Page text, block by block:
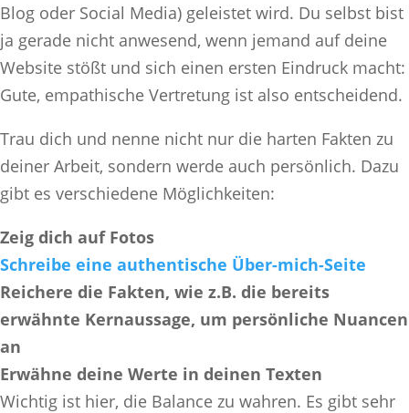
Blog oder Social Media) geleistet wird. Du selbst bist
ja gerade nicht anwesend, wenn jemand auf deine
Website stößt und sich einen ersten Eindruck macht:
Gute, empathische Vertretung ist also entscheidend.
Trau dich und nenne nicht nur die harten Fakten zu
deiner Arbeit, sondern werde auch persönlich. Dazu
gibt es verschiedene Möglichkeiten:
Zeig dich auf Fotos
Schreibe eine authentische Über-mich-Seite
Reichere die Fakten, wie z.B. die bereits
erwähnte Kernaussage, um persönliche Nuancen
an
Erwähne deine Werte in deinen Texten
Wichtig ist hier, die Balance zu wahren. Es gibt sehr